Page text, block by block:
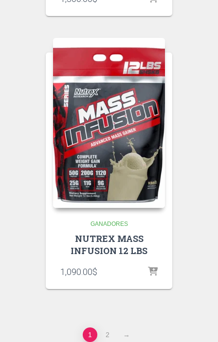
GANADORES
NUTREX MASS
INFUSION 12 LBS
1,090.00$
1 2 →